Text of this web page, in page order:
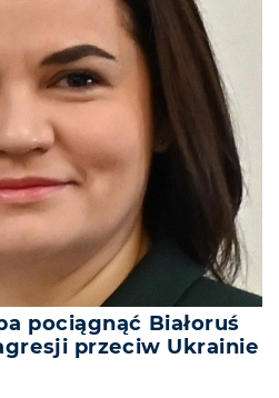
pociągnąć Białoruś
przeciw Ukrainie